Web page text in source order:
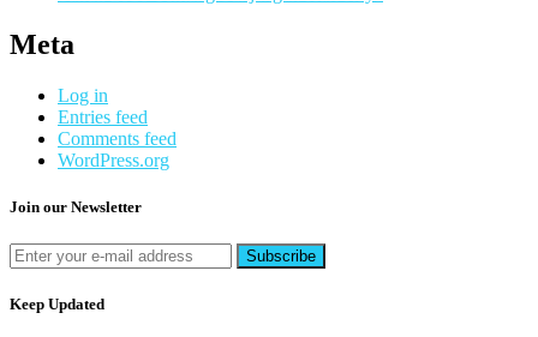
Meta
Log in
Entries feed
Comments feed
WordPress.org
Join our Newsletter
Keep Updated